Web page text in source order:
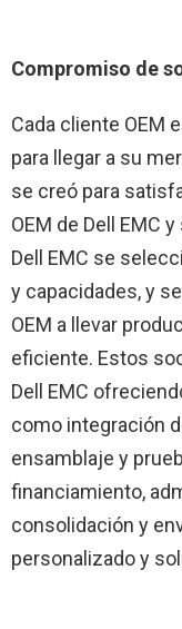
Compromiso de
Cada cliente OEM
para llegar a su
se creó para
OEM de Dell EMC
Dell EMC se
y capacidades, y
OEM a llevar
eficiente. Estos
Dell EMC
como integración
ensamblaje y
financiamiento,
consolidación y
personalizado y